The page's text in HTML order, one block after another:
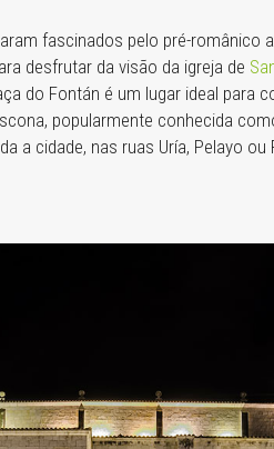
fascinados pelo pré-românico
desfrutar da visão da igreja de
do Fontán é um lugar ideal para
popularmente conhecida
a cidade, nas ruas Uría, Pelayo